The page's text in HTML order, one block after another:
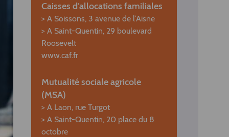
Caisses d’allocations familiales
> A Soissons, 3 avenue de l’Aisne
> A Saint-Quentin, 29 boulevard
Roosevelt
www.caf.fr
Mutualité sociale agricole
(MSA)
> A Laon, rue Turgot
> A Saint-Quentin, 20 place du 8
octobre